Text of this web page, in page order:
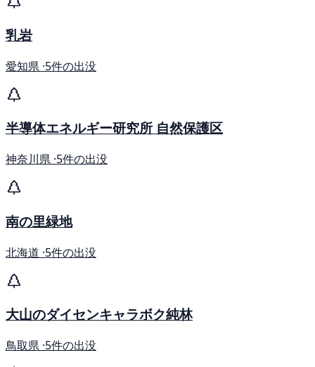
乳岩
愛知県 ·5件の出没
半導体エネルギー研究所 自然保護区
神奈川県 ·5件の出没
南の里緑地
北海道 ·5件の出没
大山のダイセンキャラボク純林
鳥取県 ·5件の出没